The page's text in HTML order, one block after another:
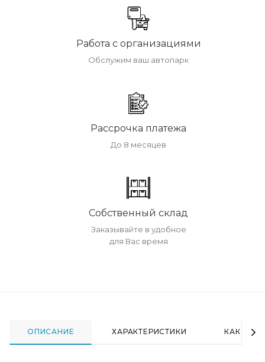
Работа с организациями
Обслужим ваш автопарк
Рассрочка платежа
До 8 месяцев
Собственный склад
Заказывайте в удобное
для Вас время
ОПИСАНИЕ ХАРАКТЕРИСТИКИ КАК